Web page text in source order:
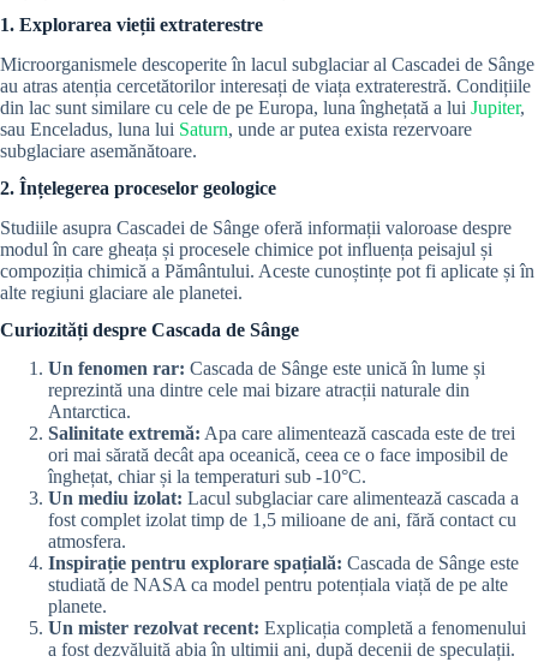
1. Explorarea vieții extraterestre
Microorganismele descoperite în lacul subglaciar al Cascadei de Sânge
au atras atenția cercetătorilor interesați de viața extraterestră. Condițiile
din lac sunt similare cu cele de pe Europa, luna înghețată a lui Jupiter,
sau Enceladus, luna lui Saturn, unde ar putea exista rezervoare
subglaciare asemănătoare.
2. Înțelegerea proceselor geologice
Studiile asupra Cascadei de Sânge oferă informații valoroase despre
modul în care gheața și procesele chimice pot influența peisajul și
compoziția chimică a Pământului. Aceste cunoștințe pot fi aplicate și în
alte regiuni glaciare ale planetei.
Curiozități despre Cascada de Sânge
Un fenomen rar: Cascada de Sânge este unică în lume și
reprezintă una dintre cele mai bizare atracții naturale din
Antarctica.
Salinitate extremă: Apa care alimentează cascada este de trei
ori mai sărată decât apa oceanică, ceea ce o face imposibil de
înghețat, chiar și la temperaturi sub -10°C.
Un mediu izolat: Lacul subglaciar care alimentează cascada a
fost complet izolat timp de 1,5 milioane de ani, fără contact cu
atmosfera.
Inspirație pentru explorare spațială: Cascada de Sânge este
studiată de NASA ca model pentru potențiala viață de pe alte
planete.
Un mister rezolvat recent: Explicația completă a fenomenului
a fost dezvăluită abia în ultimii ani, după decenii de speculații.